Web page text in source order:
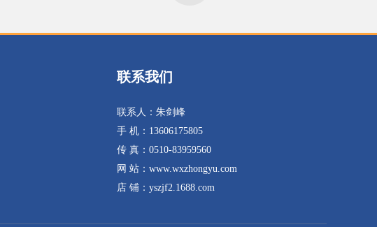
联系我们
联系人：朱剑峰
手 机：13606175805
传 真：0510-83959560
网 站：www.wxzhongyu.com
店 铺：yszjf2.1688.com